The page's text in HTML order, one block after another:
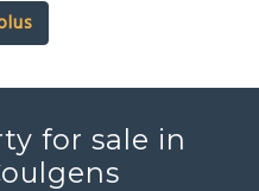
for sale in